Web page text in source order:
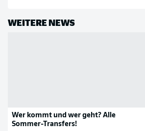
WEITERE NEWS
Wer kommt und wer geht? Alle
Sommer-Transfers!